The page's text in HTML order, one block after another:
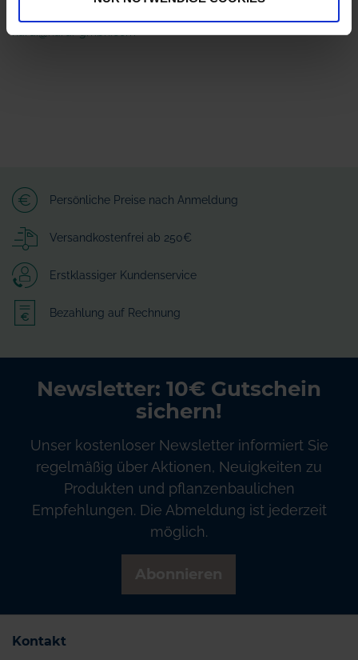
hardi@hardi-gmbh.com
Persönliche Preise nach Anmeldung
Versandkostenfrei ab 250€
Erstklassiger Kundenservice
Bezahlung auf Rechnung
Newsletter: 10€ Gutschein
sichern!
Unser kostenloser Newsletter informiert Sie
regelmäßig über Aktionen, Neuigkeiten zu
Produkten und pflanzenbaulichen
Empfehlungen. Die Abmeldung ist jederzeit
möglich.
Kontakt